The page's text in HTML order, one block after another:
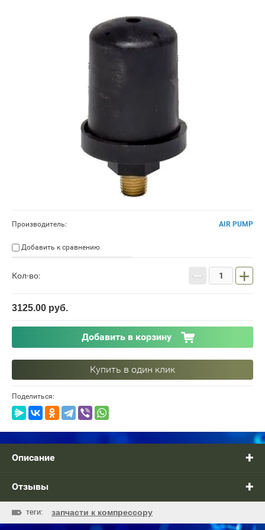
Производитель: AIR PUMP
Добавить к сравнению
Кол-во: − +
3125.00 руб.
Добавить в корзину
Купить в один клик
Поделиться:
Описание
Отзывы
теги: запчасти к компрессору